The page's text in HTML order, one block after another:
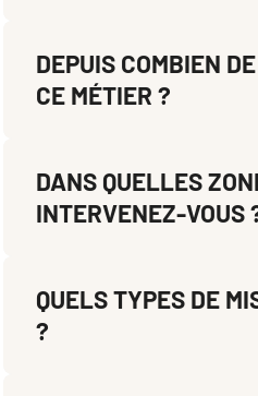
DEPUIS COMBIEN
CE MÉTIER ?
DANS QUELLES
INTERVENEZ-VOUS
QUELS TYPES DE
?